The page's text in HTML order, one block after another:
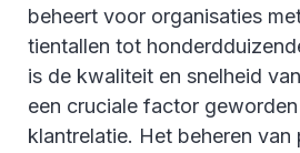
beheert voor organisaties
tientallen tot
is de kwaliteit en snelheid
een cruciale factor
klantrelatie. Het beheren van